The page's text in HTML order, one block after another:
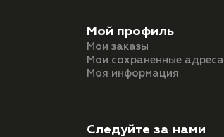
Мой профиль
Мои заказы
Мои сохраненные адреса
Моя информация
Следуйте за нами